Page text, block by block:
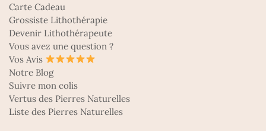
Carte Cadeau
Grossiste Lithothérapie
Devenir Lithothérapeute
Vous avez une question ?
Vos Avis
Notre Blog
Suivre mon colis
Vertus des Pierres Naturelles
Liste des Pierres Naturelles